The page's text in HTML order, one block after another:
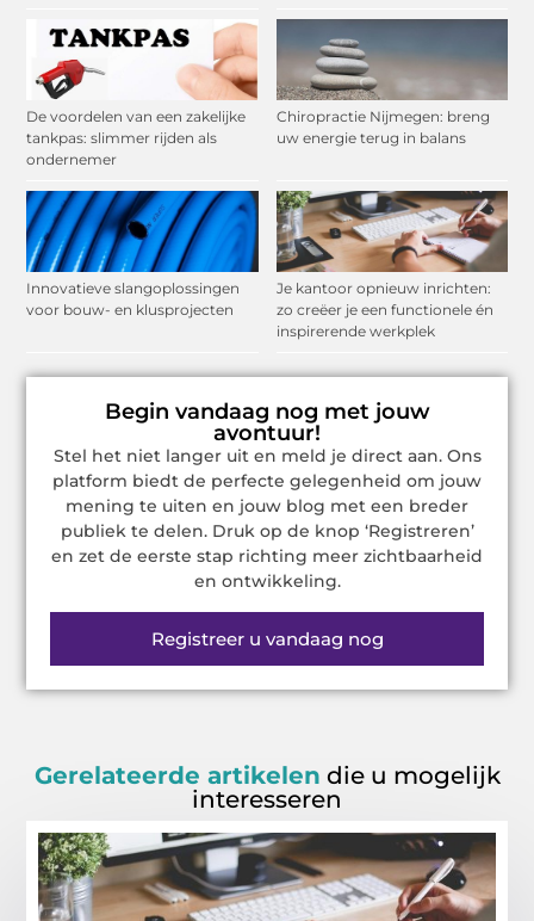
De voordelen van een zakelijke
tankpas: slimmer rijden als
ondernemer
Chiropractie Nijmegen: breng
uw energie terug in balans
Innovatieve slangoplossingen
voor bouw- en klusprojecten
Je kantoor opnieuw inrichten:
zo creëer je een functionele én
inspirerende werkplek
Begin vandaag nog met jouw
avontuur!
Stel het niet langer uit en meld je direct aan. Ons
platform biedt de perfecte gelegenheid om jouw
mening te uiten en jouw blog met een breder
publiek te delen. Druk op de knop ‘Registreren’
en zet de eerste stap richting meer zichtbaarheid
en ontwikkeling.
Registreer u vandaag nog
Gerelateerde artikelen die u mogelijk
interesseren